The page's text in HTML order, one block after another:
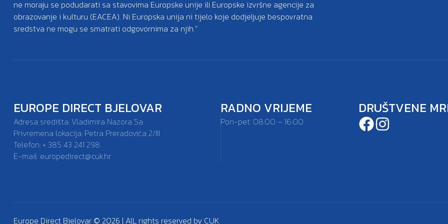
ne moraju se podudarati sa stavovima Europske unije ili Europske izvršne agencije za
obrazovanje i kulturu (EACEA). Ni Europska unija ni tijelo koje dodjeljuje bespovratna
sredstva ne mogu se smatrati odgovornima za njih.”
EUROPE DIRECT BJELOVAR
Adresa središta: Vladimira Nazora 5a
Privremena lokacija: Petra Preradovića 2/III
Telefon: + 385 43 241 298
E-mail: europedirect@cuk.hr
RADNO VRIJEME
Pon-pet: 08:00 – 16:00
DRUŠTVENE
Europe Direct Bjelovar © 2026 | AlL rights reserved by CUK